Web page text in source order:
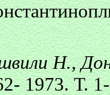
Н.,
1973. Т.